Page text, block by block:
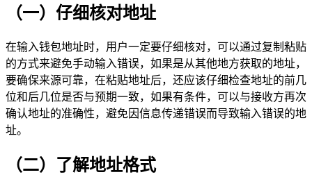
（一）仔细核对地址
在输入钱包地址时，用户一定要仔细核对，可以通过复制粘贴
的方式来避免手动输入错误，如果是从其他地方获取的地址，
要确保来源可靠，在粘贴地址后，还应该仔细检查地址的前几
位和后几位是否与预期一致，如果有条件，可以与接收方再次
确认地址的准确性，避免因信息传递错误而导致输入错误的地
址。
（二）了解地址格式